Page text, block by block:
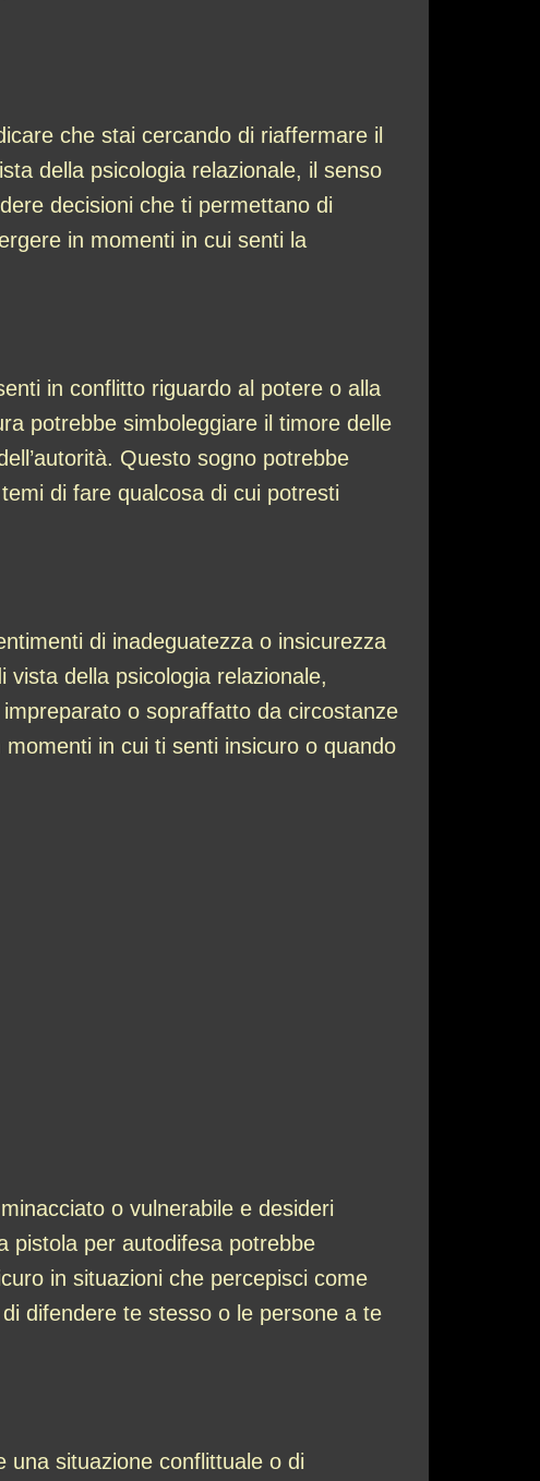
che stai cercando di riaffermare il
della psicologia relazionale, il senso
decisioni che ti permettano di
in momenti in cui senti la
in conflitto riguardo al potere o alla
potrebbe simboleggiare il timore delle
Questo sogno potrebbe
di fare qualcosa di cui potresti
di inadeguatezza o insicurezza
della psicologia relazionale,
o sopraffatto da circostanze
in cui ti senti insicuro o quando
o vulnerabile e desideri
pistola per autodifesa potrebbe
in situazioni che percepisci come
difendere te stesso o le persone a te
una situazione conflittuale o di